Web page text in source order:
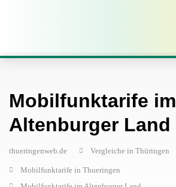
Mobilfunktarife im
Altenburger Land
thueringenweb.de Vergleiche in Thüringen
Mobilfunktarife in Thueringen